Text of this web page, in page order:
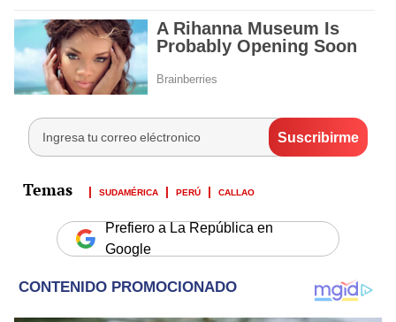
SUDAMÉRICA PERÚ CALLAO
Prefiero a La República en
Google